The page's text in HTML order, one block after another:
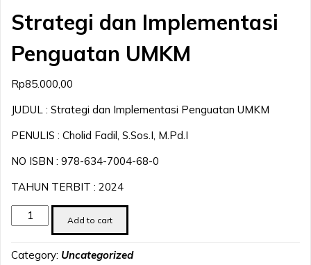
Strategi dan Implementasi
Penguatan UMKM
Rp85.000,00
JUDUL : Strategi dan Implementasi Penguatan UMKM
PENULIS : Cholid Fadil, S.Sos.I, M.Pd.I
NO ISBN : 978-634-7004-68-0
TAHUN TERBIT : 2024
Strategi
dan
Penguatan
Add to cart
Category: Uncategorized